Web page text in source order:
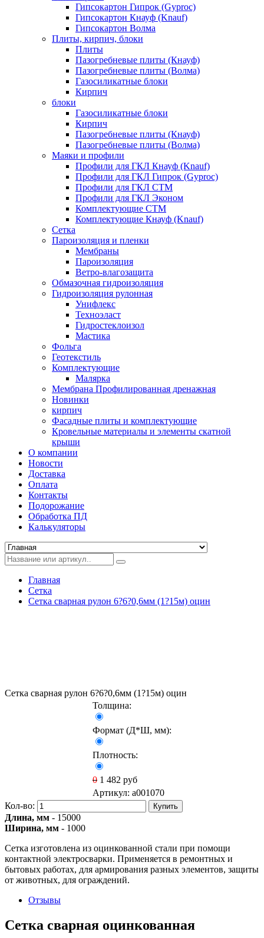
Гипсокартон Гипрок (Gyproc)
Гипсокартон Кнауф (Knauf)
Гипсокартон Волма
Плиты, кирпич, блоки
Плиты
Пазогребневые плиты (Кнауф)
Пазогребневые плиты (Волма)
Газосиликатные блоки
Кирпич
блоки
Газосиликатные блоки
Кирпич
Пазогребневые плиты (Кнауф)
Пазогребневые плиты (Волма)
Маяки и профили
Профили для ГКЛ Кнауф (Knauf)
Профили для ГКЛ Гипрок (Gyproc)
Профили для ГКЛ СТМ
Профили для ГКЛ Эконом
Комплектующие СТМ
Комплектующие Кнауф (Knauf)
Сетка
Пароизоляция и пленки
Мембраны
Пароизоляция
Ветро-влагозащита
Обмазочная гидроизоляция
Гидроизоляция рулонная
Унифлекс
Техноэласт
Гидростеклоизол
Мастика
Фольга
Геотекстиль
Комплектующие
Малярка
Мембрана Профилированная дренажная
Новинки
кирпич
Фасадные плиты и комплектующие
Кровельные материалы и элементы скатной
крыши
О компании
Новости
Доставка
Оплата
Контакты
Подорожание
Обработка ПД
Калькуляторы
Главная
Сетка
Сетка сварная рулон 6?6?0,6мм (1?15м) оцин
Сетка сварная рулон 6?6?0,6мм (1?15м) оцин
Толщина:
Формат (Д*Ш, мм):
Плотность:
0 1 482 руб
Артикул: a001070
Кол-во:
Купить
Длина, мм - 15000
Ширина, мм - 1000
Сетка изготовлена из оцинкованной стали при помощи
контактной электросварки. Применяется в ремонтных и
бытовых работах, для армирования разных элементов, защиты
от животных, для ограждений.
Отзывы
Сетка сварная оцинкованная